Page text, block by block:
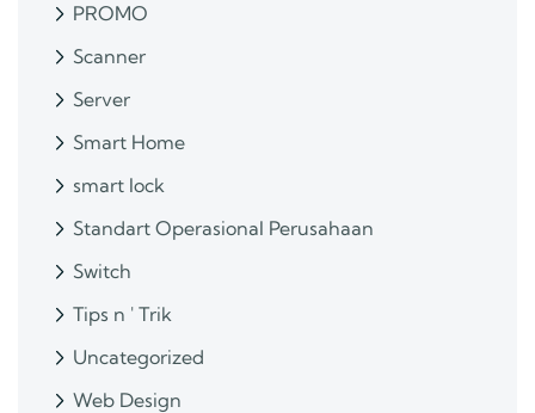
PROMO
Scanner
Server
Smart Home
smart lock
Standart Operasional Perusahaan
Switch
Tips n ' Trik
Uncategorized
Web Design